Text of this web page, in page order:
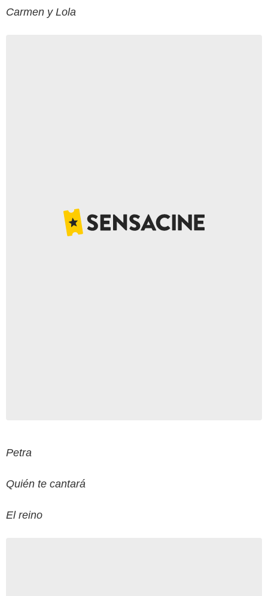
Carmen y Lola
Petra
Quién te cantará
El reino